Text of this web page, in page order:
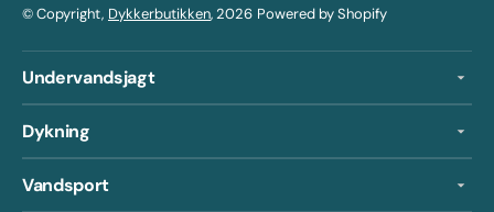
© Copyright, Dykkerbutikken, 2026 Powered by Shopify
Undervandsjagt
Dykning
Vandsport